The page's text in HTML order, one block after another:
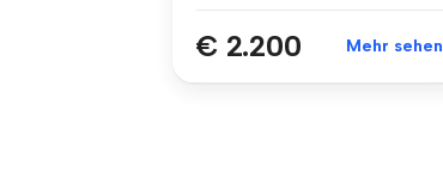
€ 2.200 Mehr sehen